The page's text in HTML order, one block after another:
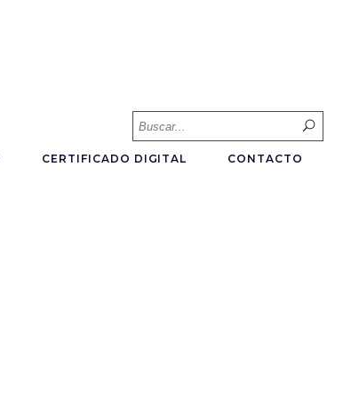
for:
CERTIFICADO DIGITAL CONTACTO